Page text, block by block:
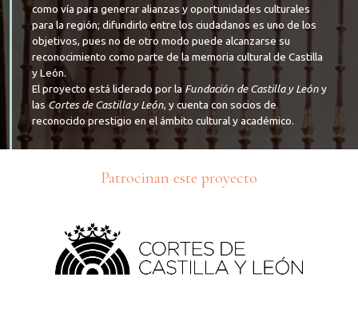
como vía para generar alianzas y oportunidades culturales
para la región; difundirlo entre los ciudadanos es uno de los
objetivos, pues no de otro modo puede alcanzarse su
reconocimiento como parte de la memoria cultural de Castilla
y León.
El proyecto está liderado por la Fundación de Castilla y Leóny
lasCortes de Castilla y León, y cuenta con socios de
reconocido prestigio en el ámbito cultural y académico.
Patrocinan este proyecto